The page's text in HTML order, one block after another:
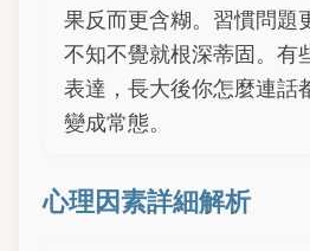
果反而更含糊。習慣問題
不知不覺就根深蒂固。有
表達，長大後你怎麼連話
變成常態。
心理因素詳細解析